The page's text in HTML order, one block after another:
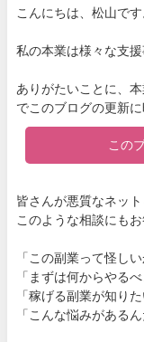
こんにちは、松山です
私の本業は様々な支
ありがたいことに、
でこのブログの更新
この
皆さんが悪質なネッ
このような相談にもお
「この副業って怪しい
「まずは何からやるべ
「稼げる副業が知りた
「こんな悩みがあるん